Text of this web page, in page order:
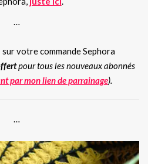
…
sur votre commande Sephora
pour tous les nouveaux abonnés
par mon lien de parrainage).
…